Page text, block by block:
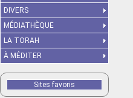
DIVERS
MÉDIATHÈQUE
LA TORAH
À MÉDITER
Sites favoris